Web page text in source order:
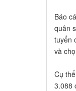
Báo
quân
tuyển
và
Cụ
3.088